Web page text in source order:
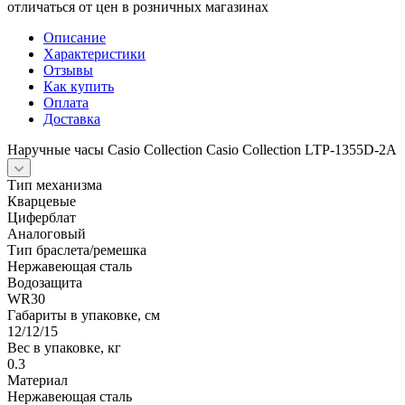
отличаться от цен в розничных магазинах
Описание
Характеристики
Отзывы
Как купить
Оплата
Доставка
Наручные часы Casio Collection Casio Collection LTP-1355D-2A
Тип механизма
Кварцевые
Циферблат
Аналоговый
Тип браслета/ремешка
Нержавеющая сталь
Водозащита
WR30
Габариты в упаковке, см
12/12/15
Вес в упаковке, кг
0.3
Материал
Нержавеющая сталь